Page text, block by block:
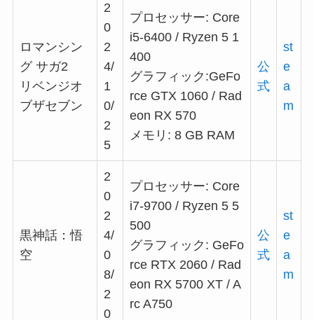
ロマンシン
グ サガ2
リベンジオ
ブザセブン
2
0
2
4/
1
0/
2
5
プロセッサー: Core
i5-6400 / Ryzen 5 1
400
グラフィック:GeFo
rce GTX 1060 / Rad
eon RX 570
メモリ: 8 GB RAM
公
式
st
e
a
m
黒神話：悟
空
2
0
2
4/
0
8/
2
0
プロセッサー: Core
i7-9700 / Ryzen 5 5
500
グラフィック: GeFo
rce RTX 2060 / Rad
eon RX 5700 XT / A
rc A750
公
式
st
e
a
m